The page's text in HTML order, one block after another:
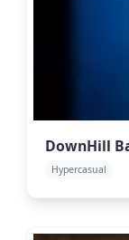
DownHill
Hypercasual